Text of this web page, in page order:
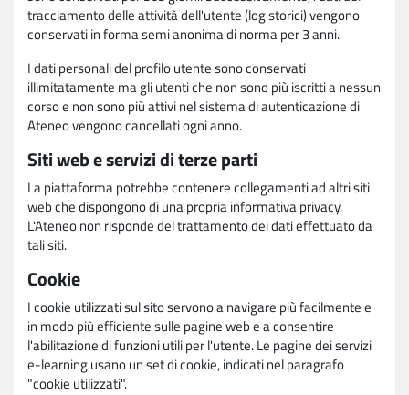
tracciamento delle attività dell'utente (log storici) vengono
conservati in forma semi anonima di norma per 3 anni.
I dati personali del profilo utente sono conservati
illimitatamente ma gli utenti che non sono più iscritti a nessun
corso e non sono più attivi nel sistema di autenticazione di
Ateneo vengono cancellati ogni anno.
Siti web e servizi di terze parti
La piattaforma potrebbe contenere collegamenti ad altri siti
web che dispongono di una propria informativa privacy.
L'Ateneo non risponde del trattamento dei dati effettuato da
tali siti.
Cookie
I cookie utilizzati sul sito servono a navigare più facilmente e
in modo più efficiente sulle pagine web e a consentire
l'abilitazione di funzioni utili per l'utente. Le pagine dei servizi
e-learning usano un set di cookie, indicati nel paragrafo
"cookie utilizzati".